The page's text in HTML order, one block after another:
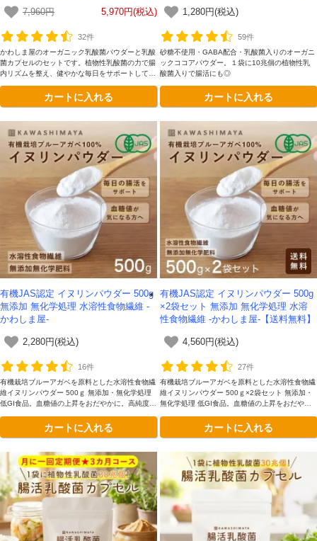
ル便での発送*
7,960円 5,970円(税込)
32件
かわしま屋のオーガニック乳酸菌パウダーと乳酸
菌カプセルのセットです。植物性乳酸菌の力で腸
内リズムを整え、健やかな毎日をサポートしてく
カートに入れる
トチョコレート作りにおすすめ -かわ
1,280円(税込)
59件
砂糖不使用・GABA配合・乳酸菌入りのオーガニ
ックココアパウダー。１袋に10兆個の植物性乳
酸菌入りで腸活にも◎
カートに入れる
有機JAS認定 イヌリンパウダー 500g
無添加 無化学処理 水溶性食物繊維 -
かわしま屋-
2,280円(税込)
16件
有機栽培ブルーアガベを原料とした水溶性食物繊
維イヌリンパウダー 500ｇ 無添加・無化学処理
低GI食品。血糖値の上昇をおだやかに。高純度の
切りやすい500g。カートに入れる
有機JAS認定 イヌリンパウダー 500g
×2袋セット 無添加 無化学処理 水溶
性食物繊維 -かわしま屋-【送料無料】
4,560円(税込)
27件
有機栽培ブルーアガベを原料とした水溶性食物繊
維イヌリンパウダー 500ｇ×2袋セット 無添加・
無化学処理 低GI食品。血糖値の上昇をおだやか
上含有。使い切りやすい500gのお得なセット。
カートに入れる